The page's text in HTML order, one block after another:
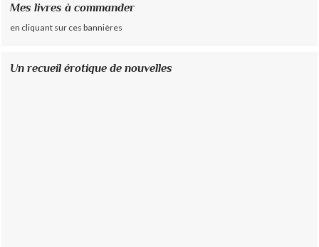
Mes livres à commander
en cliquant sur ces bannières
Un recueil érotique de nouvelles